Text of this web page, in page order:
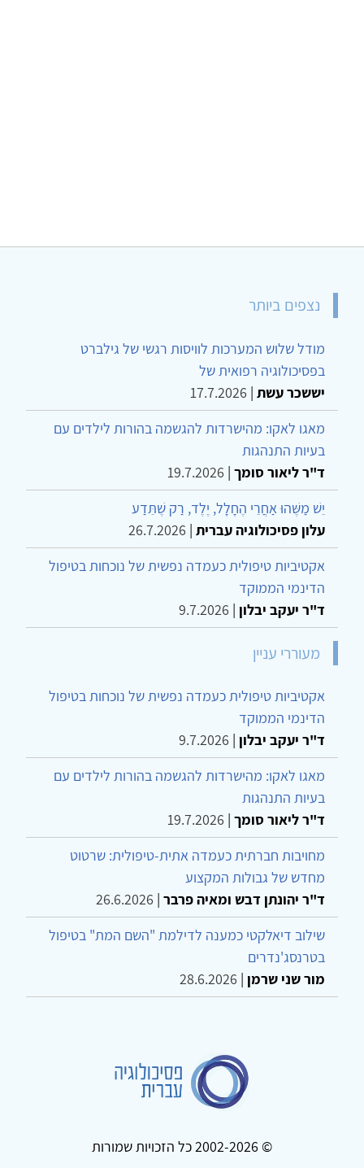
נצפים ביותר
מודל שלוש המערכות לוויסות רגשי של גילברט
בפסיכולוגיה רפואית של
יששכר עשת |
17.7.2026
מאגו לאקו: מהישרדות להגשמה בהורות לילדים עם
בעיות התנהגות
ד"ר ליאור סומך |
19.7.2026
יֵשׁ מַשֶּׁהוּ אַחֲרֵי הֶחָלָל, יֶלֶד, רַק שֶׁתֵּדַע
עלון פסיכולוגיה עברית |
26.7.2026
אקטיביות טיפולית כעמדה נפשית של נוכחות בטיפול
הדינמי הממוקד
ד"ר יעקב יבלון |
9.7.2026
מעוררי עניין
אקטיביות טיפולית כעמדה נפשית של נוכחות בטיפול
הדינמי הממוקד
ד"ר יעקב יבלון |
9.7.2026
מאגו לאקו: מהישרדות להגשמה בהורות לילדים עם
בעיות התנהגות
ד"ר ליאור סומך |
19.7.2026
מחויבות חברתית כעמדה אתית-טיפולית: שרטוט
מחדש של גבולות המקצוע
ד"ר יהונתן דבש ומאיה פרבר |
26.6.2026
שילוב דיאלקטי כמענה לדילמת "השם המת" בטיפול
בטרנסג'נדרים
מור שני שרמן |
28.6.2026
© 2002-2026 כל הזכויות שמורות